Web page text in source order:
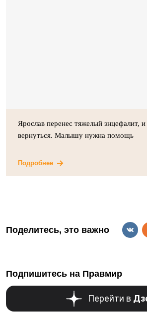
Ярослав перенес тяжелый энцефалит,
вернуться. Малышу нужна помощь
Подробнее
Поделитесь, это важно
Подпишитесь на Правмир
Перейти в